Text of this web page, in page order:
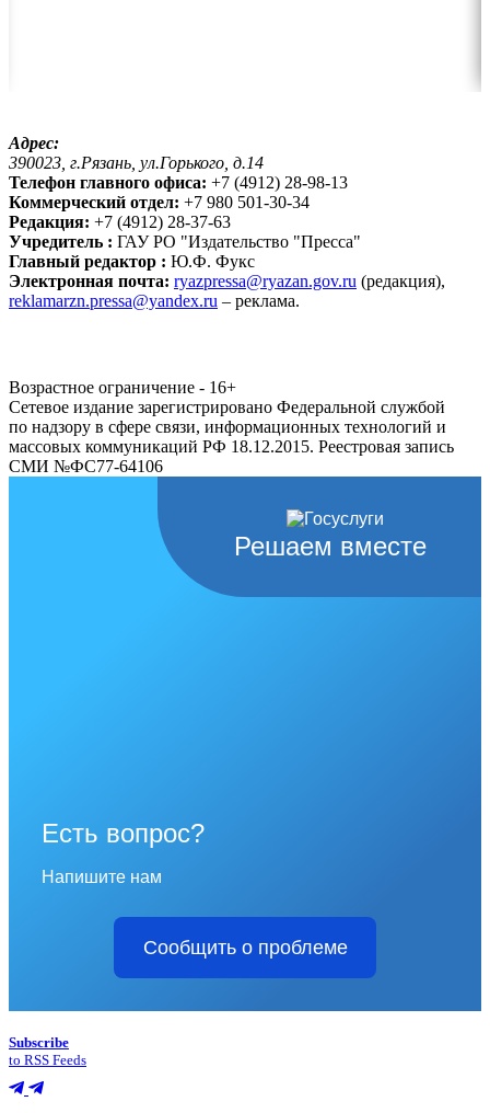
Адрес:
390023, г.Рязань, ул.Горького, д.14
Телефон главного офиса: +7 (4912) 28-98-13
Коммерческий отдел: +7 980 501-30-34
Редакция: +7 (4912) 28-37-63
Учредитель : ГАУ РО "Издательство "Пресса"
Главный редактор : Ю.Ф. Фукс
Электронная почта: ryazpressa@ryazan.gov.ru (редакция),
reklamarzn.pressa@yandex.ru – реклама.
Возрастное ограничение - 16+
Сетевое издание зарегистрировано Федеральной службой
по надзору в сфере связи, информационных технологий и
массовых коммуникаций РФ 18.12.2015. Реестровая запись
СМИ №ФС77-64106
Решаем вместе
Есть вопрос?
Напишите нам
Сообщить о проблеме
Subscribe
to RSS Feeds